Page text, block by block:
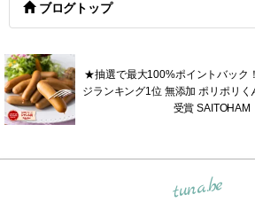
ブログトップ
★抽選で最大100%ポイントバック
ジランキング1位 無添加 ポリポリ
受賞 SAITOHAM
tuna.be